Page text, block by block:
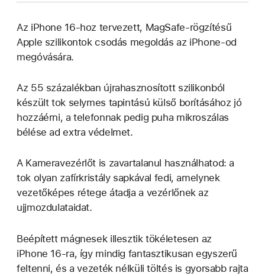
Az iPhone 16-hoz tervezett, MagSafe-rögzítésű
Apple szilikontok csodás megoldás az iPhone‑od
megóvására.
Az 55 százalékban újrahasznosított szilikonból
készült tok selymes tapintású külső borításához jó
hozzáérni, a telefonnak pedig puha mikroszálas
bélése ad extra védelmet.
A Kameravezérlőt is zavartalanul használhatod: a
tok olyan zafírkristály sapkával fedi, amelynek
vezetőképes rétege átadja a vezérlőnek az
ujjmozdulataidat.
Beépített mágnesek illesztik tökéletesen az
iPhone 16-ra, így mindig fantasztikusan egyszerű
feltenni, és a vezeték nélküli töltés is gyorsabb rajta